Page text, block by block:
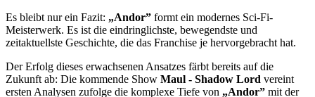
Es bleibt nur ein Fazit: „Andor” formt ein modernes Sci-Fi-
Meisterwerk. Es ist die eindringlichste, bewegendste und
zeitaktuellste Geschichte, die das Franchise je hervorgebracht hat.
Der Erfolg dieses erwachsenen Ansatzes färbt bereits auf die
Zukunft ab: Die kommende Show Maul - Shadow Lord vereint
ersten Analysen zufolge die komplexe Tiefe von „Andor” mit der